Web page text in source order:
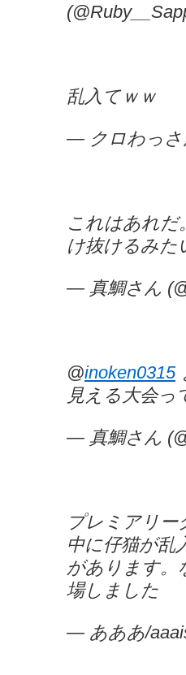
乱入てｗｗ
— クロわっさ
これはあれだ
け抜けるみた
— 真鯛さん
@inoken0315
見える大会
— 真鯛さん
プレミアリ
中に仔猫が乱
があります。
場しました
— あああ/